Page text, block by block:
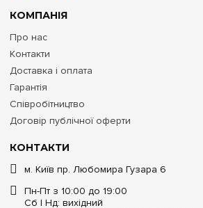
КОНТАКТИ
м. Київ пр. Любомира Гузара 6
Пн-Пт з 10:00 до 19:00
Сб | Нд: вихідний
КОМПАНІЯ
Про нас
Контакти
Доставка і оплата
Гарантія
Співробітництво
Договір публічної оферти